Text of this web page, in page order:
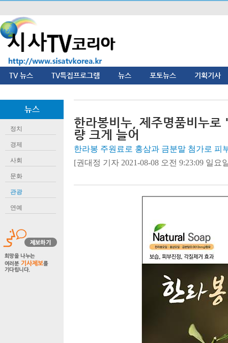
TV 뉴스 TV특집프로그램 뉴스 포토뉴스 기획기사
뉴스
정치
경제
사회
문화
관광
연예
한라봉비누, 제주명품비누
량 크게 늘어
한라봉 주원료로 홍삼과 금분말 첨가로 피
[권대정 기자 2021-08-08 오전 9:23:09 일요